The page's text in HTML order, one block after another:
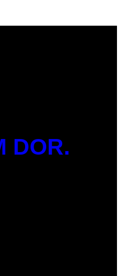
DOR.